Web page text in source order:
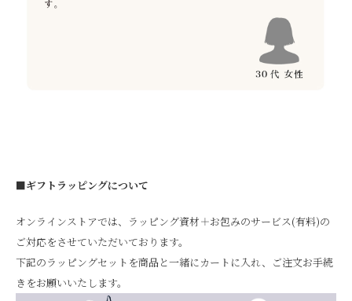
■ギフトラッピングについて
オンラインストアでは、ラッピング資材＋お包みのサービス(有料)の
ご対応をさせていただいております。
下記のラッピングセットを商品と一緒にカートに入れ、ご注文お手続
きをお願いいたします。